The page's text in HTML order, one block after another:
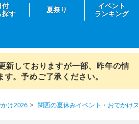
付
探す
夏祭り
イベント
ランキング
新しておりますが一部、昨年の情
す。予めご了承ください。
け2026 関西の夏休みイベント・おでかけ